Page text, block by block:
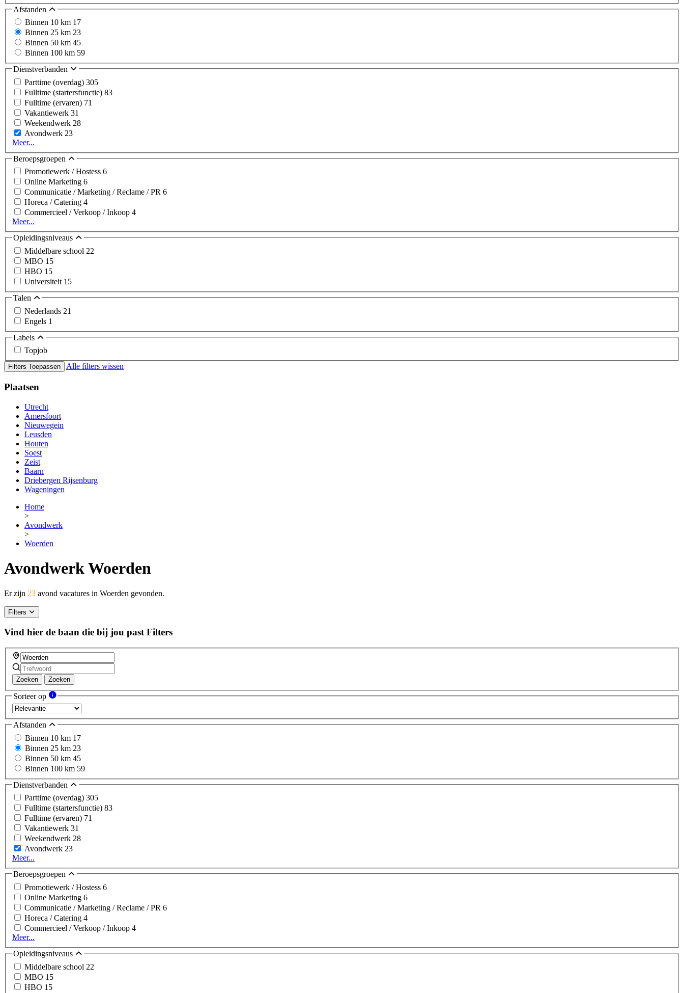
Afstanden
Binnen 10 km 17
Binnen 25 km 23
Binnen 50 km 45
Binnen 100 km 59
Dienstverbanden
Parttime (overdag) 305
Fulltime (startersfunctie) 83
Fulltime (ervaren) 71
Vakantiewerk 31
Weekendwerk 28
Avondwerk 23
Meer...
Beroepsgroepen
Promotiewerk / Hostess 6
Online Marketing 6
Communicatie / Marketing / Reclame / PR 6
Horeca / Catering 4
Commercieel / Verkoop / Inkoop 4
Meer...
Opleidingsniveaus
Middelbare school 22
MBO 15
HBO 15
Universiteit 15
Talen
Nederlands 21
Engels 1
Labels
Topjob
Filters Toepassen Alle filters wissen
Plaatsen
Utrecht
Amersfoort
Nieuwegein
Leusden
Houten
Soest
Zeist
Baarn
Driebergen Rijsenburg
Wageningen
Home
>
Avondwerk
>
Woerden
Avondwerk Woerden
Er zijn 23 avond vacatures in Woerden gevonden.
Filters
Vind hier de baan die bij jou past Filters
Zoeken Zoeken
Sorteer op
Afstanden
Binnen 10 km 17
Binnen 25 km 23
Binnen 50 km 45
Binnen 100 km 59
Dienstverbanden
Parttime (overdag) 305
Fulltime (startersfunctie) 83
Fulltime (ervaren) 71
Vakantiewerk 31
Weekendwerk 28
Avondwerk 23
Meer...
Beroepsgroepen
Promotiewerk / Hostess 6
Online Marketing 6
Communicatie / Marketing / Reclame / PR 6
Horeca / Catering 4
Commercieel / Verkoop / Inkoop 4
Meer...
Opleidingsniveaus
Middelbare school 22
MBO 15
HBO 15